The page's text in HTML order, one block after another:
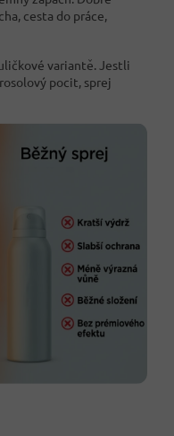
cesta do práce,
variantě. Jestli
pocit, sprej